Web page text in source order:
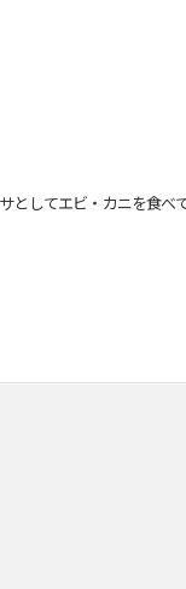
してエビ・カニを食べ